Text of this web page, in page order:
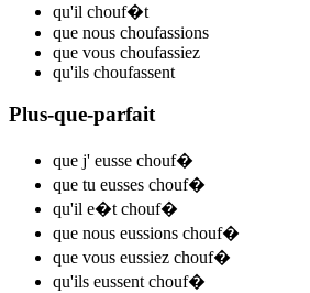
qu'il chouf�t
que nous choufassions
que vous choufassiez
qu'ils choufassent
Plus-que-parfait
que j' eusse chouf�
que tu eusses chouf�
qu'il e�t chouf�
que nous eussions chouf�
que vous eussiez chouf�
qu'ils eussent chouf�